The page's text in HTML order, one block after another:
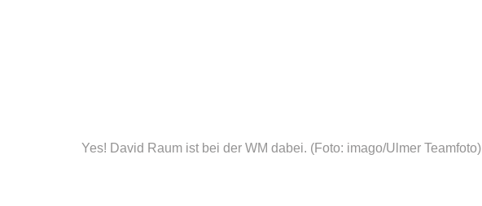
Yes! David Raum ist bei der WM dabei. (Foto: imago/Ulmer Teamfoto)